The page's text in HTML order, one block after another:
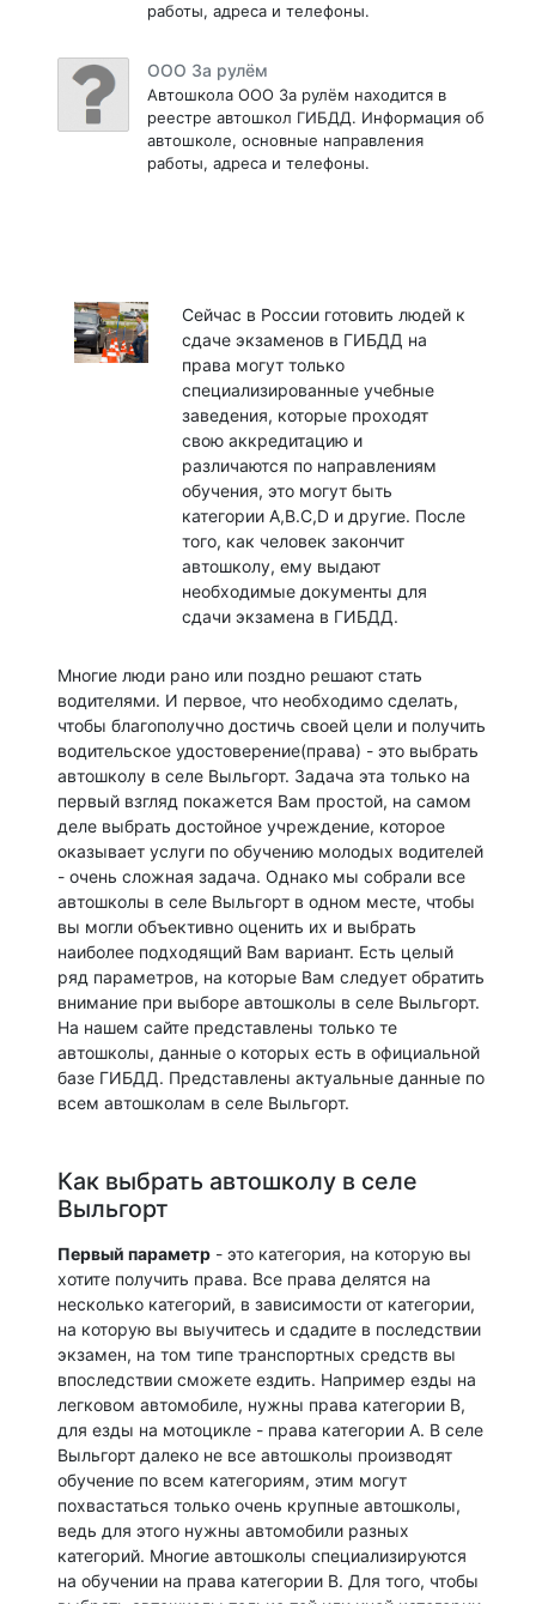
работы, адреса и телефоны.
ООО За рулём
Автошкола ООО За рулём находится в
реестре автошкол ГИБДД. Информация об
автошколе, основные направления
работы, адреса и телефоны.
Сейчас в России готовить людей к
сдаче экзаменов в ГИБДД на
права могут только
специализированные учебные
заведения, которые проходят
свою аккредитацию и
различаются по направлениям
обучения, это могут быть
категории A,B.C,D и другие. После
того, как человек закончит
автошколу, ему выдают
необходимые документы для
сдачи экзамена в ГИБДД.
Многие люди рано или поздно решают стать
водителями. И первое, что необходимо сделать,
чтобы благополучно достичь своей цели и получить
водительское удостоверение(права) - это выбрать
автошколу в селе Выльгорт. Задача эта только на
первый взгляд покажется Вам простой, на самом
деле выбрать достойное учреждение, которое
оказывает услуги по обучению молодых водителей
- очень сложная задача. Однако мы собрали все
автошколы в селе Выльгорт в одном месте, чтобы
вы могли объективно оценить их и выбрать
наиболее подходящий Вам вариант. Есть целый
ряд параметров, на которые Вам следует обратить
внимание при выборе автошколы в селе Выльгорт.
На нашем сайте представлены только те
автошколы, данные о которых есть в официальной
базе ГИБДД. Представлены актуальные данные по
всем автошколам в селе Выльгорт.
Как выбрать автошколу в селе
Выльгорт
Первый параметр - это категория, на которую вы
хотите получить права. Все права делятся на
несколько категорий, в зависимости от категории,
на которую вы выучитесь и сдадите в последствии
экзамен, на том типе транспортных средств вы
впоследствии сможете ездить. Например езды на
легковом автомобиле, нужны права категории B,
для езды на мотоцикле - права категории A. В селе
Выльгорт далеко не все автошколы производят
обучение по всем категориям, этим могут
похвастаться только очень крупные автошколы,
ведь для этого нужны автомобили разных
категорий. Многие автошколы специализируются
на обучении на права категории B. Для того, чтобы